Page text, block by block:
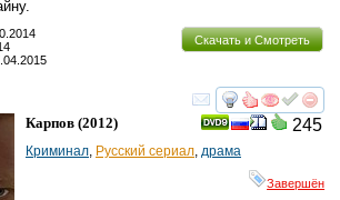
Скачать и Смотреть
смотреть
245
Карпов (2012)
Криминал, Русский сериал, драма
Завершён